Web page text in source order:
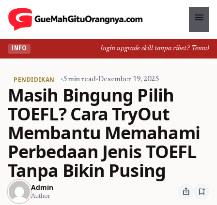
menu
INFO Ingin upgrade skill tanpa ribet? Temukan
PENDIDIKAN •5 min read•Desember 19, 2025
Masih Bingung Pilih
TOEFL? Cara TryOut
Membantu Memahami
Perbedaan Jenis TOEFL
Tanpa Bikin Pusing
Admin
Author ios_share bookmark_add